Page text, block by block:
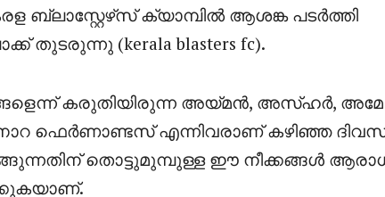
ബ്ലാസ്റ്റേഴ്‌സ് ക്യാമ്പിൽ ആശങ്ക പടർത്തി
തുടരുന്നു (kerala blasters fc).
കരുതിയിരുന്ന അയ്മൻ, അസ്ഹർ, അമേ
ഫെർണാണ്ടസ് എന്നിവരാണ് കഴിഞ്ഞ
തൊട്ടുമുമ്പുള്ള ഈ നീക്കങ്ങൾ